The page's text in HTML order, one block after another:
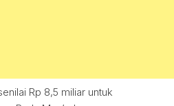
Rp 8,5 miliar untuk